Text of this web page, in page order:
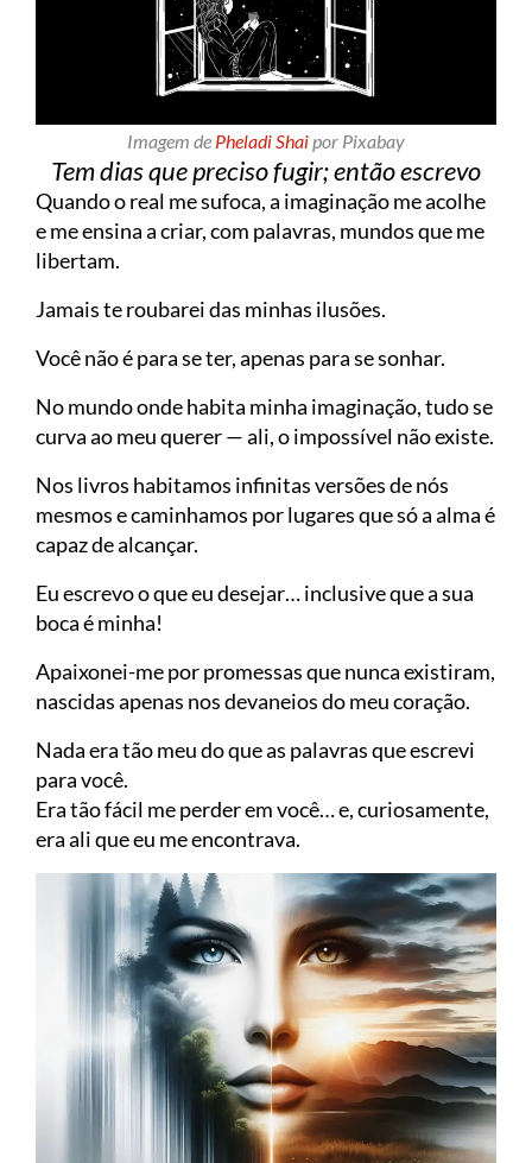
Imagem de Pheladi Shaipor Pixabay
Tem dias que preciso fugir; então escrevo
Quando o real me sufoca, a imaginação me acolhe
e me ensina a criar, com palavras, mundos que me
libertam.
Jamais te roubarei das minhas ilusões.
Você não é para se ter, apenas para se sonhar.
No mundo onde habita minha imaginação, tudo se
curva ao meu querer — ali, o impossível não existe.
Nos livros habitamos infinitas versões de nós
mesmos e caminhamos por lugares que só a alma é
capaz de alcançar.
Eu escrevo o que eu desejar… inclusive que a sua
boca é minha!
Apaixonei-me por promessas que nunca existiram,
nascidas apenas nos devaneios do meu coração.
Nada era tão meu do que as palavras que escrevi
para você.
Era tão fácil me perder em você… e, curiosamente,
era ali que eu me encontrava.